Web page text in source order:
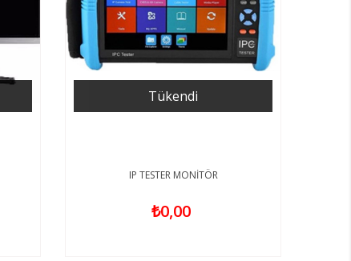
Tükendi
IP TESTER MONİTÖR
₺0,00